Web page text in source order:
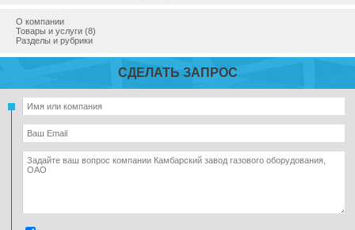
О компании
Товары и услуги (8)
Разделы и рубрики
СДЕЛАТЬ ЗАПРОС